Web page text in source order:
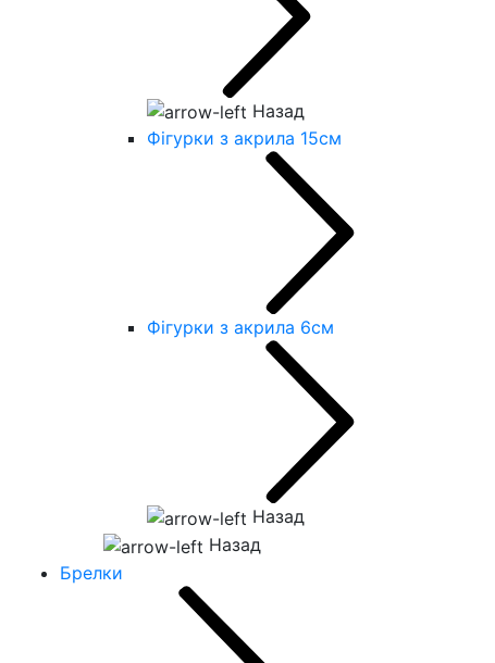
Назад
Фігурки з акрила 15см
Фігурки з акрила 6см
Назад
Назад
Брелки